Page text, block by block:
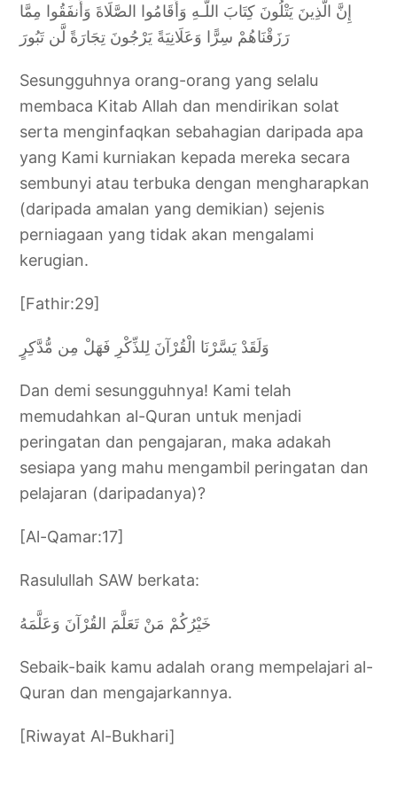
إِنَّ الَّذِينَ يَتْلُونَ كِتَابَ اللَّـهِ وَأَقَامُوا الصَّلَاةَ وَأَنفَقُوا مِمَّا
رَزَقْنَاهُمْ سِرًّا وَعَلَانِيَةً يَرْجُونَ تِجَارَةً لَّن تَبُورَ
Sesungguhnya orang-orang yang selalu
membaca Kitab Allah dan mendirikan solat
serta menginfaqkan sebahagian daripada apa
yang Kami kurniakan kepada mereka secara
sembunyi atau terbuka dengan mengharapkan
(daripada amalan yang demikian) sejenis
perniagaan yang tidak akan mengalami
kerugian.
[Fathir:29]
وَلَقَدْ يَسَّرْنَا الْقُرْآنَ لِلذِّكْرِ فَهَلْ مِن مُّدَّكِرٍ
Dan demi sesungguhnya! Kami telah
memudahkan al-Quran untuk menjadi
peringatan dan pengajaran, maka adakah
sesiapa yang mahu mengambil peringatan dan
pelajaran (daripadanya)?
[Al-Qamar:17]
Rasulullah SAW berkata:
خَيْرُكُمْ مَنْ تَعَلَّمَ القُرْآنَ وَعَلَّمَهُ
Sebaik-baik kamu adalah orang mempelajari al-
Quran dan mengajarkannya.
[Riwayat Al-Bukhari]